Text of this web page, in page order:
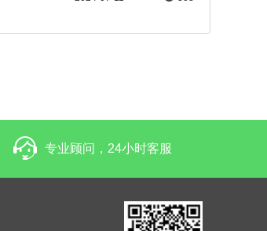
专业顾问，24小时客服